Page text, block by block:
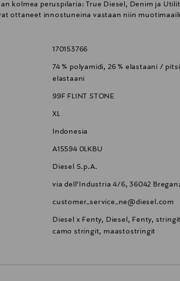
kolmea peruspilaria: True Diesel, Denim ja
ottaneet innostuneina vastaan niin
170153766
74 % polyamidi, 26 % elastaani /
elastaani
99F FLINT STONE
XL
Indonesia
A15594 0LKBU
Diesel S.p.A.
via dell’Industria 4/6, 36042
customer_service_ne@diesel.com
Diesel x Fenty, Diesel, Fenty,
camo stringit, maastostringit